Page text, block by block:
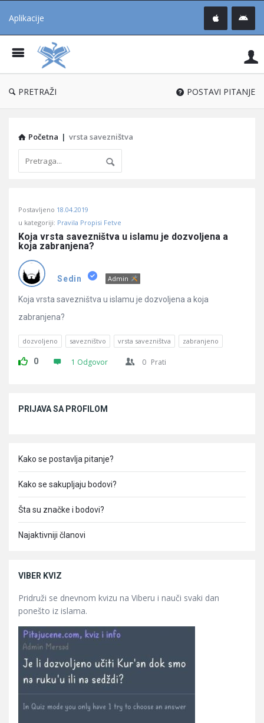
Aplikacije
®
PRETRAŽI POSTAVI PITANJE
Početna | vrsta savezništva
Učene
Latest
Pitanja
Postavljeno 18.04.2019
u kategoriji: Pravila Propisi Fetve
Koja vrsta savezništva u islamu je dozvoljena a
koja zabranjena?
Sedin Admin
Koja vrsta savezništva u islamu je dozvoljena a koja
zabranjena?
dozvoljeno savezništvo vrsta savezništva zabranjeno
0 1 Odgovor 0 Prati
PRIJAVA SA PROFILOM
Kako se postavlja pitanje?
Kako se sakupljaju bodovi?
Šta su značke i bodovi?
Najaktivniji članovi
VIBER KVIZ
Pridruži se dnevnom kvizu na Viberu i nauči svaki dan
ponešto iz islama.